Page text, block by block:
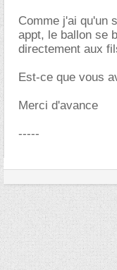
Comme j'ai qu'un
appt, le ballon se
directement aux
Est-ce que vous
Merci d'avance
-----